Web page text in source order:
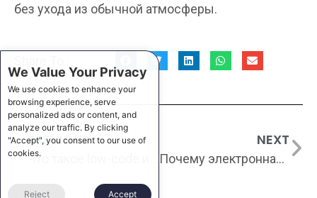
без ухода из обычной атмосферы.
PREVIOUS NEXT
Почему электронная утомление превратилась свежей вариантом душевного истощения
We Value Your Privacy
We use cookies to enhance your
browsing experience, serve
personalized ads or content, and
analyze our traffic. By clicking
"Accept", you consent to our use of
cookies.
Reject Accept